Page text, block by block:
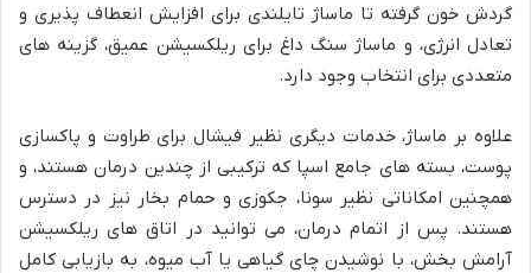
گردش خون گرفته تا ماساژ تایلندی برای افزایش انعطاف پذیری و
تعادل انرژی، و ماساژ سنگ داغ برای ریلکسیشن عمیق، گزینه های
متعددی برای انتخاب وجود دارد.
علاوه بر ماساژ، خدمات دیگری نظیر فیشال برای طراوت و پاکسازی
پوست، بسته های جامع اسپا که ترکیبی از چندین درمان هستند، و
همچنین امکاناتی نظیر سونا، جکوزی و حمام بخار نیز در دسترس
هستند. پس از اتمام درمان، می توانید در اتاق های ریلکسیشن
آرامش بخش، با نوشیدن چای گیاهی یا آب میوه، به بازیابی کامل